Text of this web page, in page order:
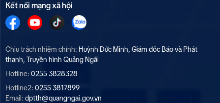
Kết nối mạng xã hội
Chịu trách nhiệm chính: Huỳnh Đức Minh, Giám đốc Báo và Phát
thanh, Truyền hình Quảng Ngãi
Hotline: 0255 3828328
Hotline2: 0255 3817899
Email: dptth@quangngai.gov.vn